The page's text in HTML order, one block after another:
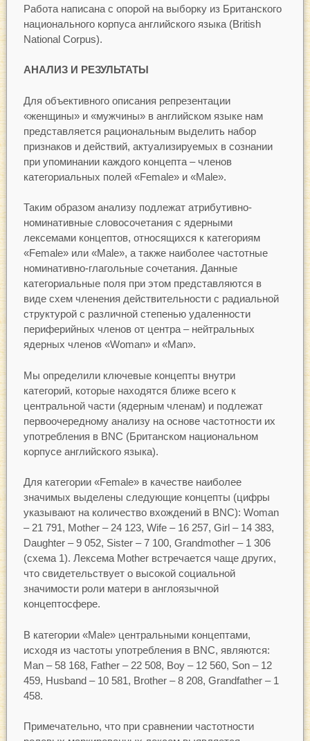
Работа написана с опорой на выборку из Британского
национального корпуса английского языка (British
National Corpus).
АНАЛИЗ И РЕЗУЛЬТАТЫ
Для объективного описания репрезентации
«женщины» и «мужчины» в английском языке нам
представляется рациональным выделить набор
признаков и действий, актуализируемых в сознании
при упоминании каждого концепта – членов
категориальных полей «Female» и «Male».
Таким образом анализу подлежат атрибутивно-
номинативные словосочетания с ядерными
лексемами концептов, относящихся к категориям
«Female» или «Male», а также наиболее частотные
номинативно-глагольные сочетания. Данные
категориальные поля при этом представляются в
виде схем членения действительности с радиальной
структурой с различной степенью удаленности
периферийных членов от центра – нейтральных
ядерных членов «Woman» и «Маn».
Мы определили ключевые концепты внутри
категорий, которые находятся ближе всего к
центральной части (ядерным членам) и подлежат
первоочередному анализу на основе частотности их
употребления в BNC (Британском национальном
корпусе английского языка).
Для категории «Female» в качестве наиболее
значимых выделены следующие концепты (цифры
указывают на количество вхождений в BNC): Woman
– 21 791, Mother – 24 123, Wife – 16 257, Girl – 14 383,
Daughter – 9 052, Sister – 7 100, Grandmother – 1 306
(схема 1). Лексема Mother встречается чаще других,
что свидетельствует о высокой социальной
значимости роли матери в англоязычной
концептосфере.
В категории «Male» центральными концептами,
исходя из частоты употребления в BNC, являются:
Man – 58 168, Father – 22 508, Boy – 12 560, Son – 12
459, Husband – 10 581, Brother – 8 208, Grandfather – 1
458.
Примечательно, что при сравнении частотности